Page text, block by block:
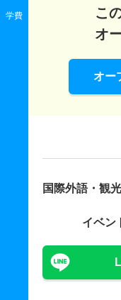
学費
こ
オ
オー
国際外語・観
イベン